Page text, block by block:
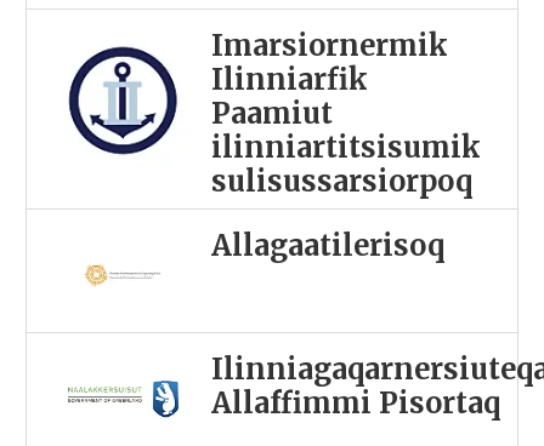
Imarsiornermik
Ilinniarfik
Paamiut
ilinniartitsisumik
sulisussarsiorpoq
Allagaatilerisoq
Allaffimmi Pisortaq